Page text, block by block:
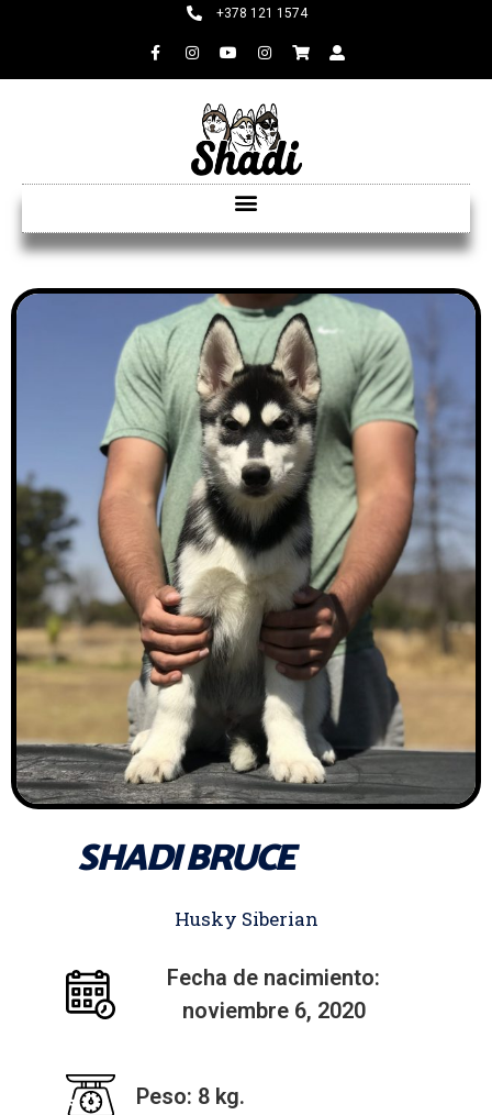
+378 121 1574
SHADI BRUCE
Husky Siberian
Fecha de nacimiento:
noviembre 6, 2020
Peso: 8 kg.